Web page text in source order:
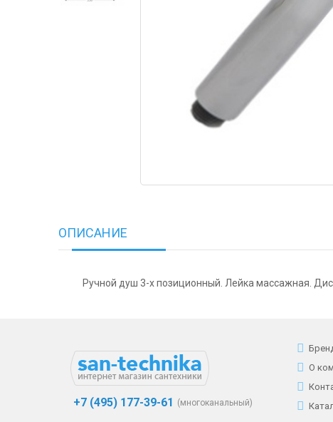
ОПИСАНИЕ
Ручной душ 3-х позиционный. Лейка массажная.
+7 (495) 177-39-61 (многоканальный)
О